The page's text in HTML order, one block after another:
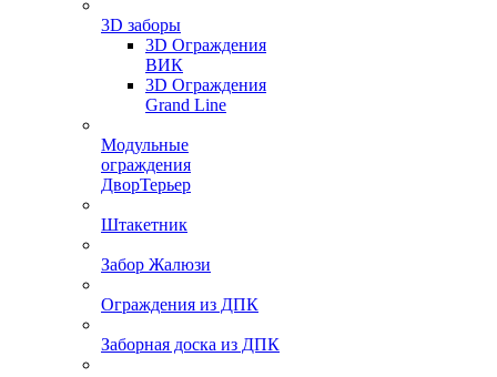
3D заборы
3D Ограждения
ВИК
3D Ограждения
Grand Line
Модульные
ограждения
ДворТерьер
Штакетник
Забор Жалюзи
Ограждения из ДПК
Заборная доска из ДПК